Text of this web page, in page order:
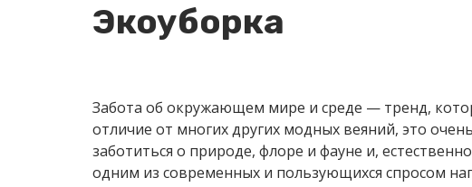
Экоуборка
Забота об окружающем мире и среде — тренд,
отличие от многих других модных веяний, это
заботиться о природе, флоре и фауне и,
одним из современных и пользующихся спросом